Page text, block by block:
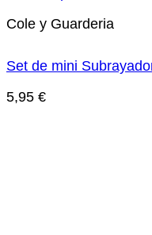
Cole y Guarderia
Set de mini
5,95 €